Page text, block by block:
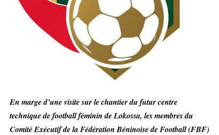
En marge d’une visite sur le chantier du futur centre
technique de football féminin de Lokossa, les membres du
Comité Exécutif de la Fédération Béninoise de Football (FBF)